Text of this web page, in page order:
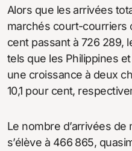
Alors que les arrivées
marchés court-courriers
cent passant à 726 289,
tels que les Philippines
une croissance à deux
10,1 pour cent,
Le nombre d’arrivées
s’élève à 466 865,